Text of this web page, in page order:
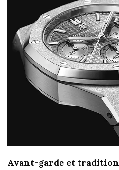
Avant-garde et tradition